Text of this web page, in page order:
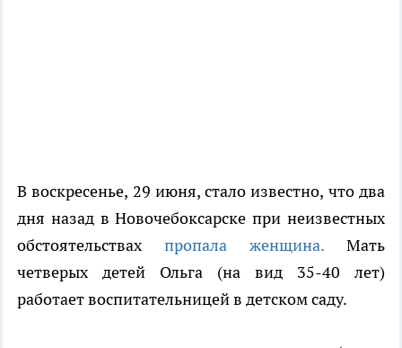
В воскресенье, 29 июня, стало известно, что два
дня назад в Новочебоксарске при неизвестных
обстоятельствах пропала женщина. Мать
четверых детей Ольга (на вид 35-40 лет)
работает воспитательницей в детском саду.